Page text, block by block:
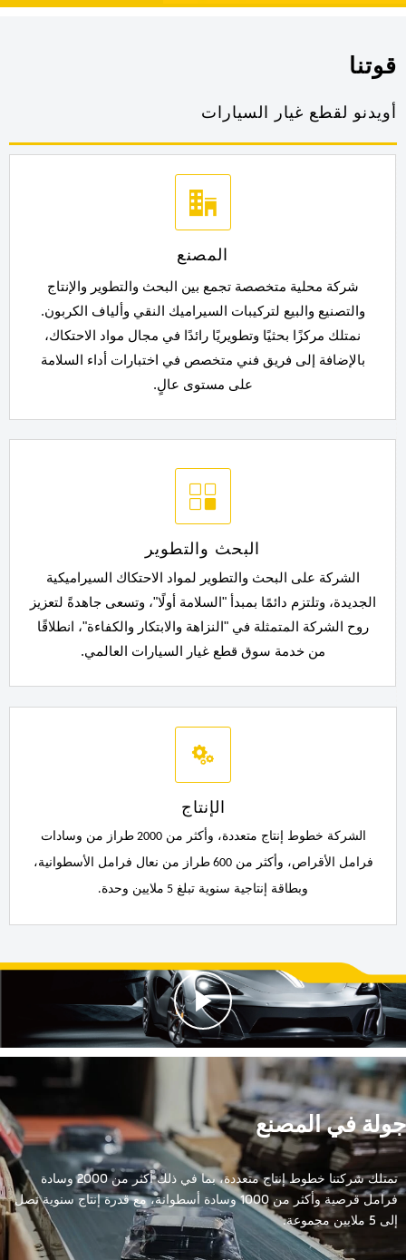
قوتنا
أويدنو لقطع غيار السيارات

المصنع
شركة محلية متخصصة تجمع بين البحث والتطوير والإنتاج
والتصنيع والبيع لتركيبات السيراميك النقي وألياف الكربون.
نمتلك مركزًا بحثيًا وتطويريًا رائدًا في مجال مواد الاحتكاك،
بالإضافة إلى فريق فني متخصص في اختبارات أداء السلامة
على مستوى عالٍ.

البحث والتطوير
الشركة على البحث والتطوير لمواد الاحتكاك السيراميكية
الجديدة، وتلتزم دائمًا بمبدأ "السلامة أولًا"، وتسعى جاهدةً لتعزيز
روح الشركة المتمثلة في "النزاهة والابتكار والكفاءة"، انطلاقًا
من خدمة سوق قطع غيار السيارات العالمي.

الإنتاج
الشركة خطوط إنتاج متعددة، وأكثر من2000 طراز من وسادات
فرامل الأقراص، وأكثر من600 طراز من نعال فرامل الأسطوانية،
وبطاقة إنتاجية سنوية تبلغ 5 ملايين وحدة.

جولة في المصنع
تمتلك شركتنا خطوط إنتاج متعددة، بما في ذلك أكثر من 2000 وسادة
فرامل قرصية وأكثر من 1000 وسادة أسطوانة، مع قدرة إنتاج سنوية تصل
إلى 5 ملايين مجموعة.